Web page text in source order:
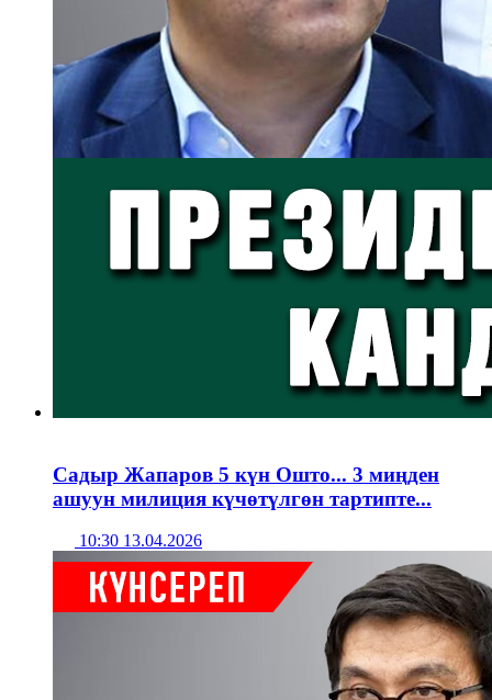
Садыр Жапаров 5 күн Ошто... 3 миңден
ашуун милиция күчөтүлгөн тартипте...
10:30 13.04.2026